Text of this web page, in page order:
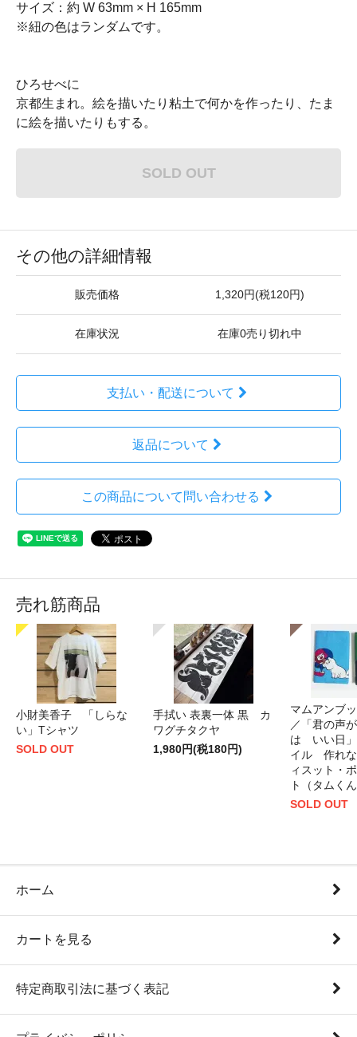
サイズ：約 W 63mm × H 165mm
※紐の色はランダムです。
ひろせべに
京都生まれ。絵を描いたり粘土で何かを作ったり、たま
に絵を描いたりもする。
SOLD OUT
その他の詳細情報
販売価格 1,320円(税120円)
在庫状況 在庫0売り切れ中
支払い・配送について
返品について
この商品について問い合わせる
売れ筋商品
小財美香子 「しらな
い」Tシャツ
SOLD OUT
手拭い 表裏一体 黒 カ
ワグチタクヤ
1,980円(税180円)
マムアンブ
／「君の声
は いい日」
イル 作れ
ィスット・
ト（タムく
SOLD OUT
ホーム
カートを見る
特定商取引法に基づく表記